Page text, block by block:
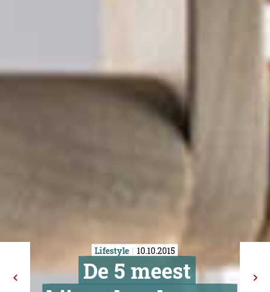
Lifestyle 10.10.2015